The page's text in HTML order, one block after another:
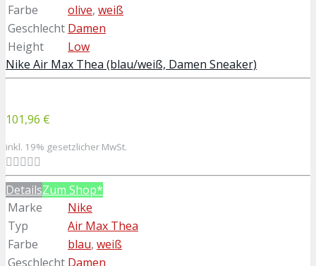
Farbe
olive, weiß
Geschlecht Damen
Height
Low
Nike Air Max Thea (blau/weiß, Damen Sneaker)
101,96 €
inkl. 19% gesetzlicher MwSt.
DetailsZum Shop*
Marke
Nike
Typ
Air Max Thea
Farbe
blau, weiß
Geschlecht Damen